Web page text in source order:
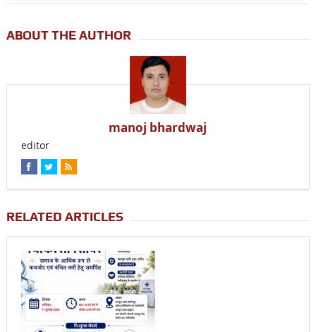
ABOUT THE AUTHOR
manoj bhardwaj
editor
RELATED ARTICLES